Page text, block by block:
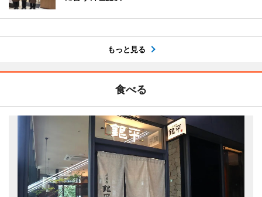
もっと見る
食べる